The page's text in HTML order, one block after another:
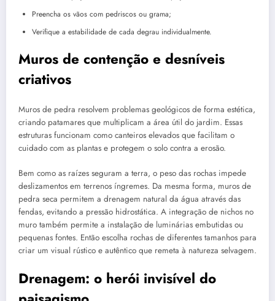
Preencha os vãos com pedriscos ou grama;
Verifique a estabilidade de cada degrau individualmente.
Muros de contenção e desníveis
criativos
Muros de pedra resolvem problemas geológicos de forma estética,
criando patamares que multiplicam a área útil do jardim. Essas
estruturas funcionam como canteiros elevados que facilitam o
cuidado com as plantas e protegem o solo contra a erosão.
Bem como as raízes seguram a terra, o peso das rochas impede
deslizamentos em terrenos íngremes. Da mesma forma, muros de
pedra seca permitem a drenagem natural da água através das
fendas, evitando a pressão hidrostática. A integração de nichos no
muro também permite a instalação de luminárias embutidas ou
pequenas fontes. Então escolha rochas de diferentes tamanhos para
criar um visual rústico e autêntico que remeta à natureza selvagem.
Drenagem: o herói invisível do